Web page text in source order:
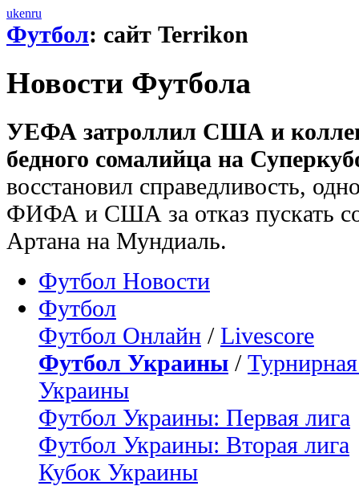
ukenru
Футбол: сайт Terrikon
Новости Футбола
УЕФА затроллил США и
бедного сомалийца на
восстановил справедливость,
ФИФА и США за отказ пускать
Артана на Мундиаль.
Футбол Новости
Футбол
Футбол Онлайн / Livescore
Футбол Украины /
Украины
Футбол Украины: Первая лига
Футбол Украины: Вторая лига
Кубок Украины